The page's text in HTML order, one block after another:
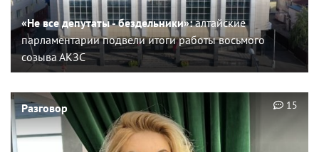
«Не все депутаты - бездельники»:алтайские
парламентарии подвели итоги работы восьмого
созыва АКЗС
Разговор 15